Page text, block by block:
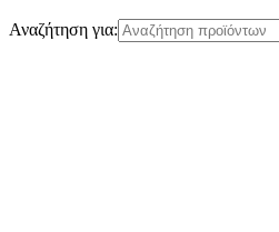
Αναζήτηση για: